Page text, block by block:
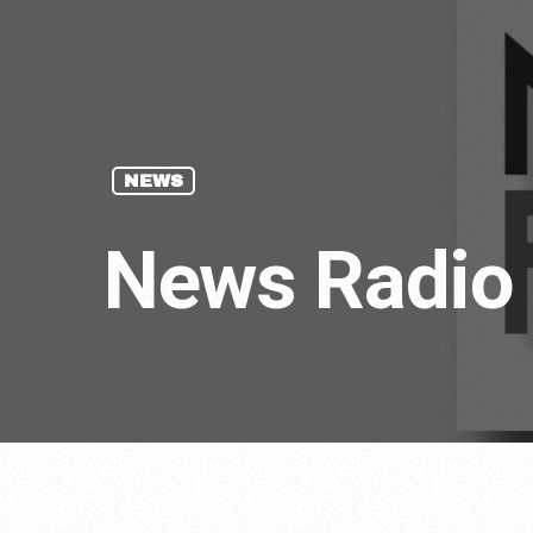
NEWS
News